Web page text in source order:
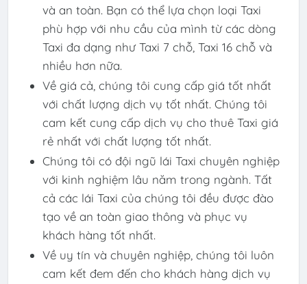
và an toàn. Bạn có thể lựa chọn loại Taxi
phù hợp với nhu cầu của mình từ các dòng
Taxi đa dạng như Taxi 7 chỗ, Taxi 16 chỗ và
nhiều hơn nữa.
Về giá cả, chúng tôi cung cấp giá tốt nhất
với chất lượng dịch vụ tốt nhất. Chúng tôi
cam kết cung cấp dịch vụ cho thuê Taxi giá
rẻ nhất với chất lượng tốt nhất.
Chúng tôi có đội ngũ lái Taxi chuyên nghiệp
với kinh nghiệm lâu năm trong ngành. Tất
cả các lái Taxi của chúng tôi đều được đào
tạo về an toàn giao thông và phục vụ
khách hàng tốt nhất.
Về uy tín và chuyên nghiệp, chúng tôi luôn
cam kết đem đến cho khách hàng dịch vụ